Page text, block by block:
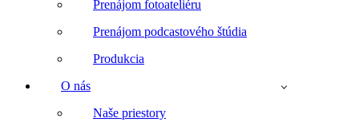
Prenájom fotoateliéru
Prenájom podcastového štúdia
Produkcia
O nás
Naše priestory